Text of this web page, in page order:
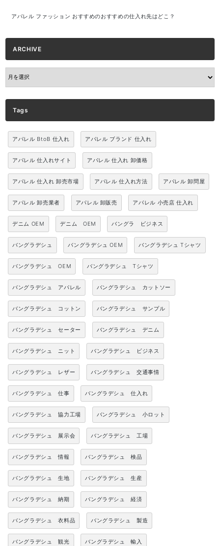
アパレル ファッション おすすめのおすすめの仕入れ先はどこ？
ARCHIVE
ARCHIVE
Tags
アパレル BtoB 仕入れ アパレル ブランド 仕入れ
アパレル 仕入れサイト アパレル 仕入れ 卸価格
アパレル 仕入れ 卸売市場 アパレル 仕入れ方法 アパレル 卸問屋
アパレル 卸売業者 アパレル 卸販売 アパレル 小売店 仕入れ
デニム OEM デニム OEM バングラ ビジネス
バングラデシュ バングラデシュ OEM バングラデシュ Tシャツ
バングラデシュ OEM バングラデシュ Tシャツ
バングラデシュ アパレル バングラデシュ カットソー
バングラデシュ コットン バングラデシュ サンプル
バングラデシュ セーター バングラデシュ デニム
バングラデシュ ニット バングラデシュ ビジネス
バングラデシュ レザー バングラデシュ 交通事情
バングラデシュ 仕事 バングラデシュ 仕入れ
バングラデシュ 協力工場 バングラデシュ 小ロット
バングラデシュ 展示会 バングラデシュ 工場
バングラデシュ 情報 バングラデシュ 検品
バングラデシュ 生地 バングラデシュ 生産
バングラデシュ 納期 バングラデシュ 経済
バングラデシュ 衣料品 バングラデシュ 製造
バングラデシュ 観光 バングラデシュ 輸入